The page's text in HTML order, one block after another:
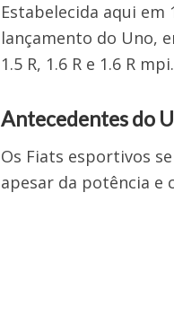
Estabelecida aqui
lançamento do Uno,
1.5 R, 1.6 R e 1.6 R mpi.
Antecedentes do
Os Fiats esportivos
apesar da potência e